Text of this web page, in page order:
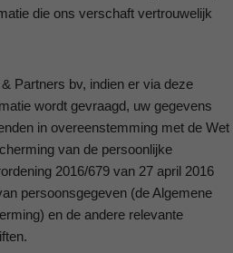
die ons verschaft vertrouwelijk
Partners bv, indien er via deze
wordt gevraagd, uw gegevens
in overeenstemming met de Wet
van de persoonlijke
2016/679 van 27 april 2016
persoonsgegeven (de Algemene
en de andere relevante